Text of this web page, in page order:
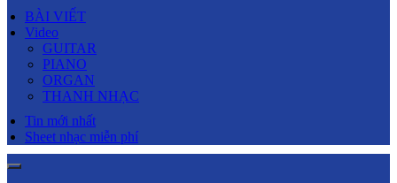
BÀI VIẾT
Video
GUITAR
PIANO
ORGAN
THANH NHẠC
Tin mới nhất
Sheet nhạc miễn phí